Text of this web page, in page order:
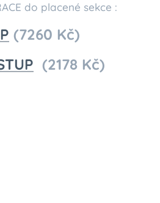
do placené sekce :
(7260 Kč)
(2178 Kč)